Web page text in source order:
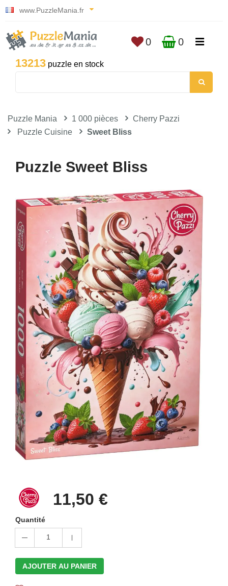
www.PuzzleMania.fr
13213 puzzle en stock
0 0
Puzzle Mania 1 000 pièces
Cherry Pazzi
Puzzle Cuisine
Sweet Bliss
Puzzle Sweet Bliss
11,50 €
Quantité
1
AJOUTER AU PANIER